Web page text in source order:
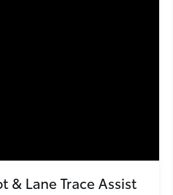
Lane Trace Assist